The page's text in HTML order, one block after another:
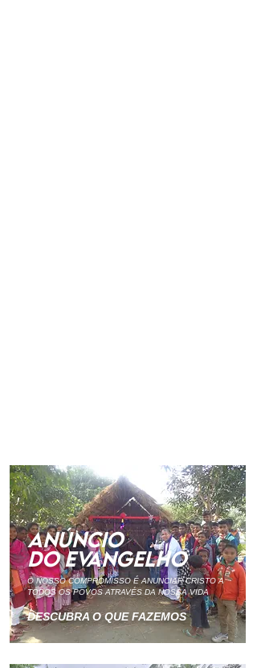
ANÚNCIO
DO EVANGELHO
O NOSSO COMPROMISSO É ANUNCIAR CRISTO A
TODOS OS POVOS ATRAVÉS DA NOSSA VIDA
DESCUBRA O QUE FAZEMOS